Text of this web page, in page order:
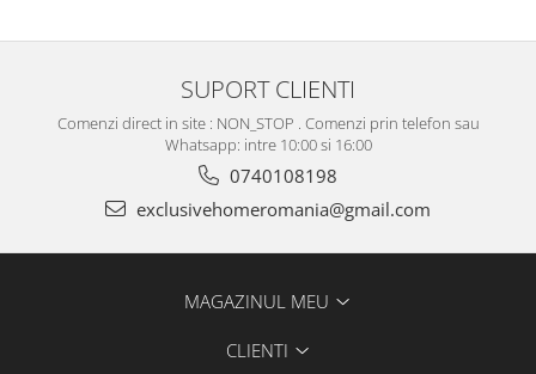
SUPORT CLIENTI
Comenzi direct in site : NON_STOP . Comenzi prin telefon sau
Whatsapp: intre 10:00 si 16:00
0740108198
exclusivehomeromania@gmail.com
MAGAZINUL MEU
CLIENTI